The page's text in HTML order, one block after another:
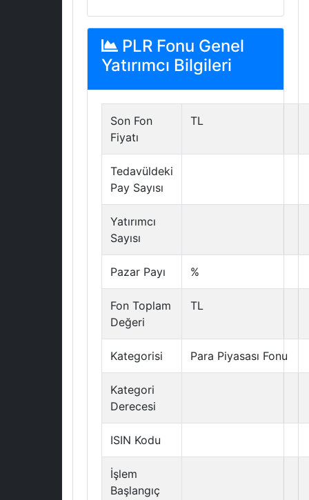
PLR Fonu Genel
Yatırımcı Bilgileri
Son Fon
Fiyatı
TL
Tedavüldeki
Pay Sayısı
Yatırımcı
Sayısı
Pazar Payı %
Fon Toplam
Değeri
TL
Kategorisi Para Piyasası Fonu
Kategori
Derecesi
ISIN Kodu
İşlem
Başlangıç